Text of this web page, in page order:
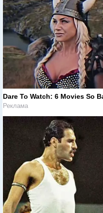
Dare To Watch: 6 Movies So
Реклама